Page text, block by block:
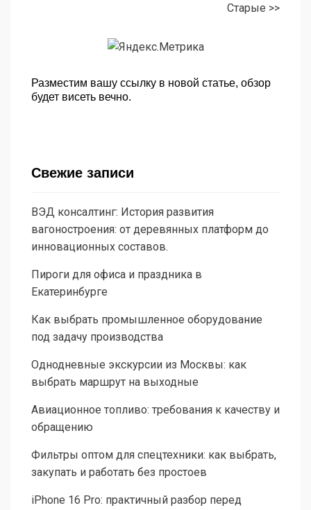
Старые >>
Разместим вашу ссылку в новой статье, обзор
будет висеть вечно.
Свежие записи
ВЭД консалтинг: История развития
вагоностроения: от деревянных платформ до
инновационных составов.
Пироги для офиса и праздника в
Екатеринбурге
Как выбрать промышленное оборудование
под задачу производства
Однодневные экскурсии из Москвы: как
выбрать маршрут на выходные
Авиационное топливо: требования к качеству и
обращению
Фильтры оптом для спецтехники: как выбрать,
закупать и работать без простоев
iPhone 16 Pro: практичный разбор перед